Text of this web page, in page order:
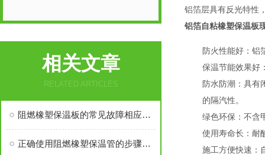
相关文章
RELATED ARTICLES
阻燃橡塑保温板的常见故障相应解决方法分享
正确使用阻燃橡塑保温管的步骤及注意事项分享
铝箔层具有反光特性
铝箔自粘橡塑保温板
防火性能好：铝
保温节能效果好
防水防潮：具有
的隔汽性。
绿色环保：不含
使用寿命长：耐
施工方便快速：